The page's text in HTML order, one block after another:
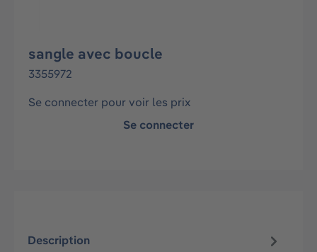
sangle avec boucle
3355972
Se connecter pour voir les prix
Se connecter
Description